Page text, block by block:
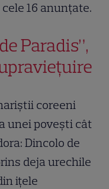
16 anunțate.
Paradis”,
coreeni
unei povești cât
Dincolo de
deja urechile
ițele